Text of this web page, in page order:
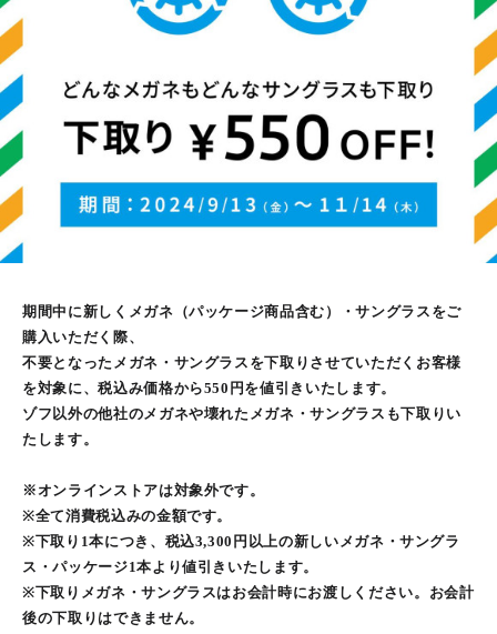
期間中に新しくメガネ（パッケージ商品含む）・サングラスをご
購入いただく際、
不要となったメガネ・サングラスを下取りさせていただくお客様
を対象に、税込み価格から550円を値引きいたします。
ゾフ以外の他社のメガネや壊れたメガネ・サングラスも下取りい
たします。
※オンラインストアは対象外です。
※全て消費税込みの金額です。
※下取り1本につき、税込3,300円以上の新しいメガネ・サングラ
ス・パッケージ1本より値引きいたします。
※下取りメガネ・サングラスはお会計時にお渡しください。お会計
後の下取りはできません。